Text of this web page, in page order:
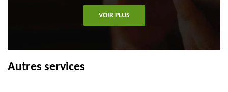
VOIR PLUS
Autres services